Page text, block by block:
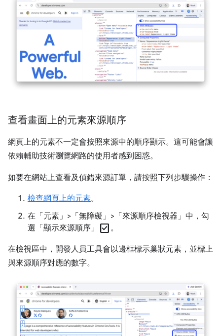
查看畫面上的元素來源順序
網頁上的元素不一定會按照來源中的順序顯示。這可能會讓
依賴輔助技術瀏覽網路的使用者感到困惑。
如要在網站上查看及偵錯來源訂單，請按照下列步驟操作：
檢查網頁上的元素。
在「元素」>「無障礙」>「來源順序檢視器」中，勾
選「顯示來源順序」 check_box 。
在檢視區中，開發人員工具會以邊框標示巢狀元素，並標上
與來源順序對應的數字。